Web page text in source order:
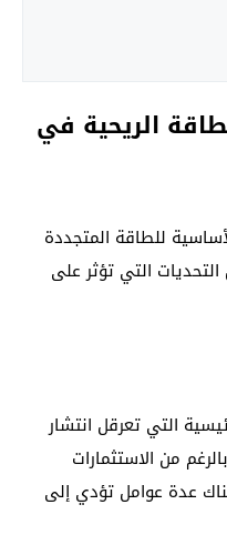
الريحية في
للطاقة المتجددة
التي تؤثر على
التي تعرقل انتشار
من الاستثمارات
عدة عوامل تؤدي إلى